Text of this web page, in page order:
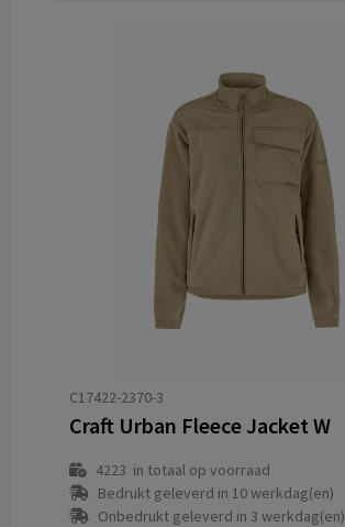
C17422-2370-3
Craft Urban Fleece Jacket W
4223 in totaal op voorraad
Bedrukt geleverd in 10 werkdag(en)
Onbedrukt geleverd in 3 werkdag(en)